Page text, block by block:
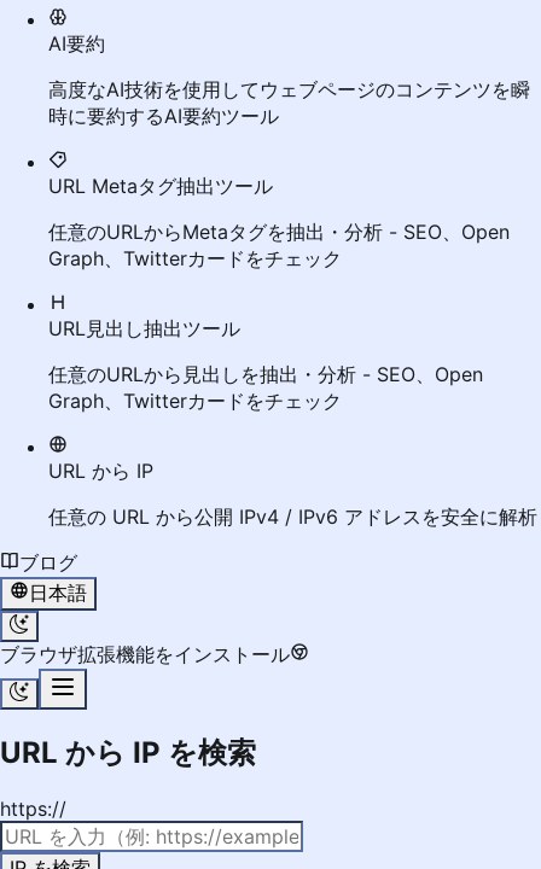
AI要約
高度なAI技術を使用してウェブページのコンテンツを瞬
時に要約するAI要約ツール
URL Metaタグ抽出ツール
任意のURLからMetaタグを抽出・分析 - SEO、Open
Graph、Twitterカードをチェック
URL見出し抽出ツール
任意のURLから見出しを抽出・分析 - SEO、Open
Graph、Twitterカードをチェック
URL から IP
任意の URL から公開 IPv4 / IPv6 アドレスを安全に解析
ブログ
日本語
ブラウザ拡張機能をインストール
URL から IP を検索
https://